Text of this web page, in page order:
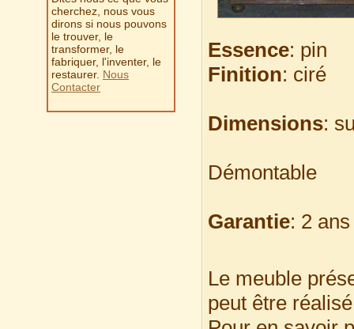
cherchez, nous vous
dirons si nous pouvons
le trouver, le
transformer, le
fabriquer, l'inventer, le
restaurer. Nous
Contacter
Essence: pin
Finition: ciré
Dimensions:
Démontable
Garantie: 2
Le meuble
peut être